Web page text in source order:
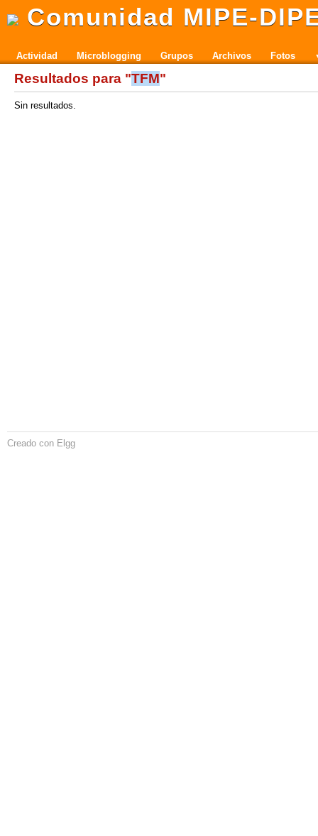
Comunidad MIPE-
Actividad Microblogging Grupos Archivos Fotos
Resultados para "TFM"
Sin resultados.
Creado con Elgg